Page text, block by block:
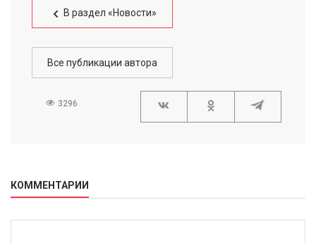
В раздел «Новости»
Все публикации автора
3296
КОММЕНТАРИИ